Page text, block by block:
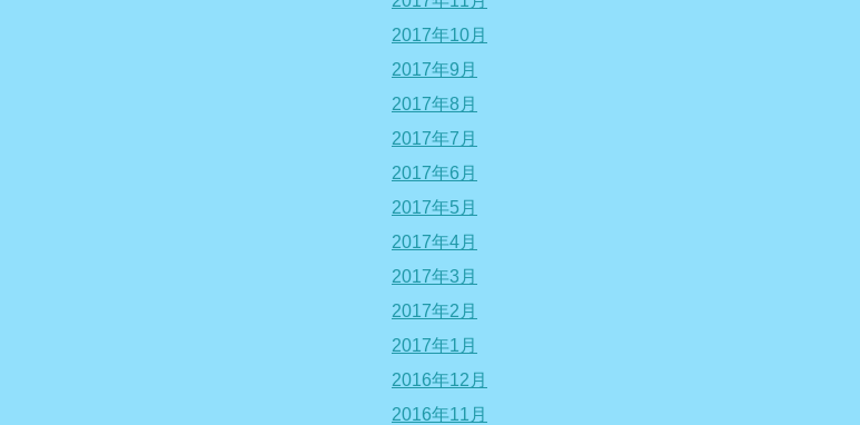
2017年10月
2017年9月
2017年8月
2017年7月
2017年6月
2017年5月
2017年4月
2017年3月
2017年2月
2017年1月
2016年12月
2016年11月